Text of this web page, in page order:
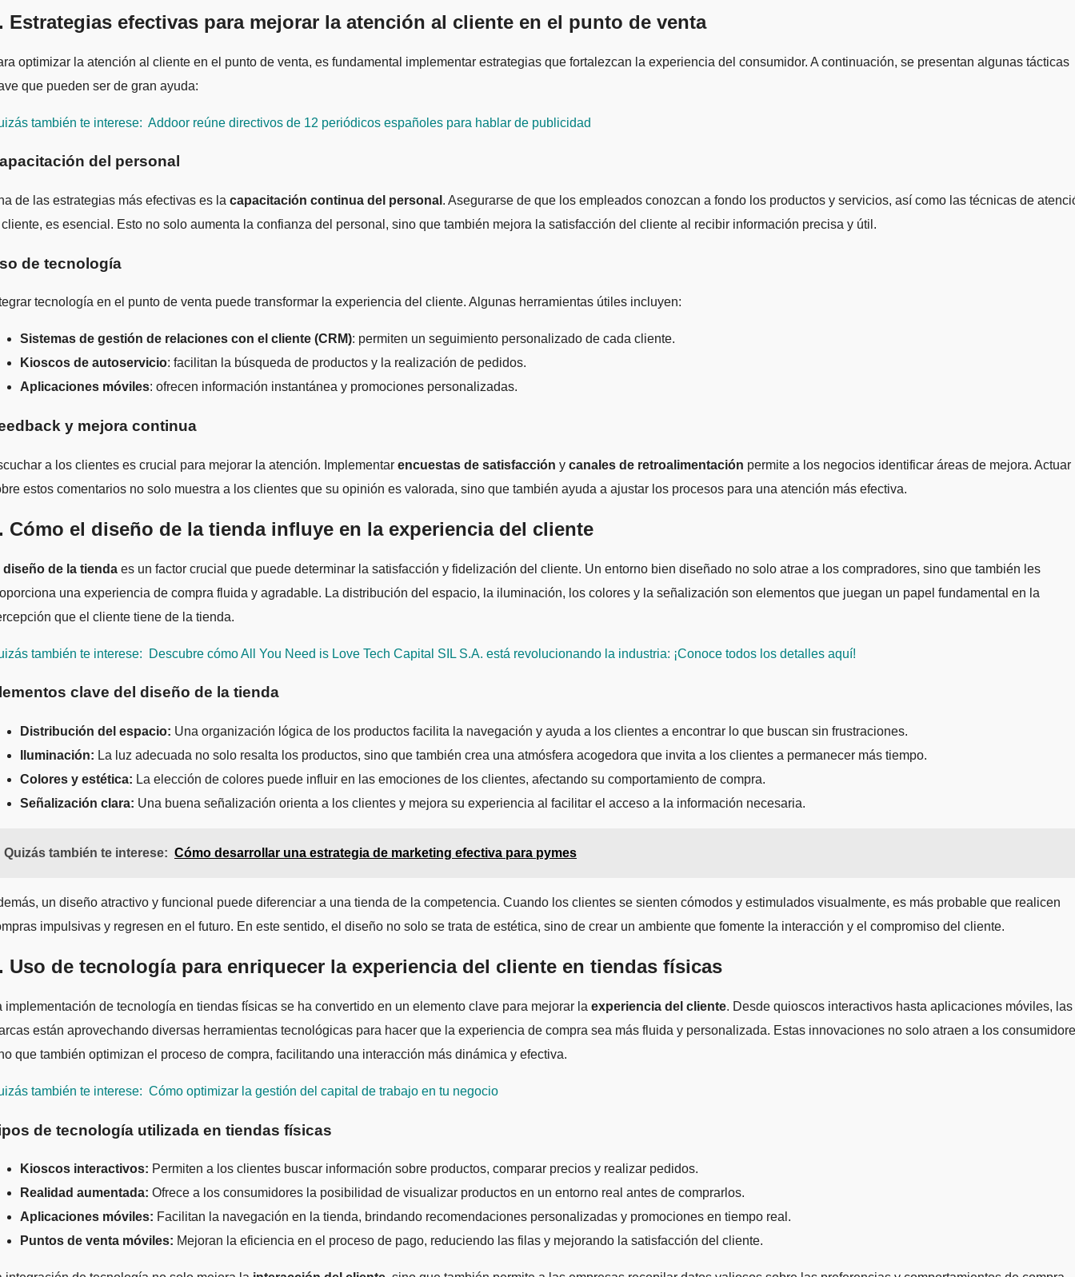
Estrategias efectivas para mejorar la atención al cliente en el punto de venta
optimizar la atención al cliente en el punto de venta, es fundamental implementar estrategias que fortalezcan la experiencia del consumidor. A continuación, se presentan algunas tácticas
que pueden ser de gran ayuda:
también te interese: Addoor reúne directivos de 12 periódicos españoles para hablar de publicidad
del personal
de las estrategias más efectivas es la capacitación continua del personal . Asegurarse de que los empleados conozcan a fondo los productos y servicios, así como las técnicas de
es esencial. Esto no solo aumenta la confianza del personal, sino que también mejora la satisfacción del cliente al recibir información precisa y útil.
de tecnología
tecnología en el punto de venta puede transformar la experiencia del cliente. Algunas herramientas útiles incluyen:
Sistemas de gestión de relaciones con el cliente (CRM): permiten un seguimiento personalizado de cada cliente.
Kioscos de autoservicio: facilitan la búsqueda de productos y la realización de pedidos.
Aplicaciones móviles: ofrecen información instantánea y promociones personalizadas.
y mejora continua
a los clientes es crucial para mejorar la atención. Implementar encuestas de satisfacción y canales de retroalimentación permite a los negocios identificar áreas de mejora. Actuar
estos comentarios no solo muestra a los clientes que su opinión es valorada, sino que también ayuda a ajustar los procesos para una atención más efectiva.
Cómo el diseño de la tienda influye en la experiencia del cliente
diseño de la tienda es un factor crucial que puede determinar la satisfacción y fidelización del cliente. Un entorno bien diseñado no solo atrae a los compradores, sino que también les
una experiencia de compra fluida y agradable. La distribución del espacio, la iluminación, los colores y la señalización son elementos que juegan un papel fundamental en la
que el cliente tiene de la tienda.
también te interese: Descubre cómo All You Need is Love Tech Capital SIL S.A. está revolucionando la industria: ¡Conoce todos los detalles aquí!
clave del diseño de la tienda
Distribución del espacio: Una organización lógica de los productos facilita la navegación y ayuda a los clientes a encontrar lo que buscan sin frustraciones.
Iluminación: La luz adecuada no solo resalta los productos, sino que también crea una atmósfera acogedora que invita a los clientes a permanecer más tiempo.
Colores y estética: La elección de colores puede influir en las emociones de los clientes, afectando su comportamiento de compra.
Señalización clara: Una buena señalización orienta a los clientes y mejora su experiencia al facilitar el acceso a la información necesaria.
Quizás también te interese: Cómo desarrollar una estrategia de marketing efectiva para pymes
un diseño atractivo y funcional puede diferenciar a una tienda de la competencia. Cuando los clientes se sienten cómodos y estimulados visualmente, es más probable que realicen
impulsivas y regresen en el futuro. En este sentido, el diseño no solo se trata de estética, sino de crear un ambiente que fomente la interacción y el compromiso del cliente.
Uso de tecnología para enriquecer la experiencia del cliente en tiendas físicas
implementación de tecnología en tiendas físicas se ha convertido en un elemento clave para mejorar la experiencia del cliente. Desde quioscos interactivos hasta aplicaciones móviles, las
están aprovechando diversas herramientas tecnológicas para hacer que la experiencia de compra sea más fluida y personalizada. Estas innovaciones no solo atraen a los
que también optimizan el proceso de compra, facilitando una interacción más dinámica y efectiva.
también te interese: Cómo optimizar la gestión del capital de trabajo en tu negocio
de tecnología utilizada en tiendas físicas
Kioscos interactivos: Permiten a los clientes buscar información sobre productos, comparar precios y realizar pedidos.
Realidad aumentada: Ofrece a los consumidores la posibilidad de visualizar productos en un entorno real antes de comprarlos.
Aplicaciones móviles: Facilitan la navegación en la tienda, brindando recomendaciones personalizadas y promociones en tiempo real.
Puntos de venta móviles: Mejoran la eficiencia en el proceso de pago, reduciendo las filas y mejorando la satisfacción del cliente.